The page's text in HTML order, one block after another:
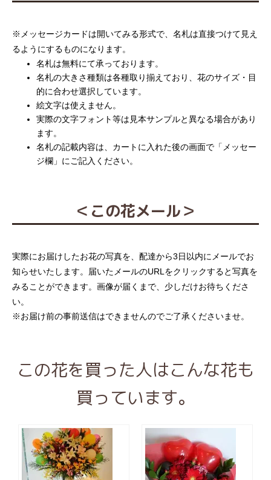
※メッセージカードは開いてみる形式で、名札は直接つけて見え
るようにするものになります。
名札は無料にて承っております。
名札の大きさ種類は各種取り揃えており、花のサイズ・目
的に合わせ選択しています。
絵文字は使えません。
実際の文字フォント等は見本サンプルと異なる場合があり
ます。
名札の記載内容は、カートに入れた後の画面で「メッセー
ジ欄」にご記入ください。
＜この花メール＞
実際にお届けしたお花の写真を、配達から3日以内にメールでお
知らせいたします。届いたメールのURLをクリックすると写真を
みることができます。画像が届くまで、少しだけお待ちくださ
い。
※お届け前の事前送信はできませんのでご了承くださいませ。
この花を買った人はこんな花も
買っています。